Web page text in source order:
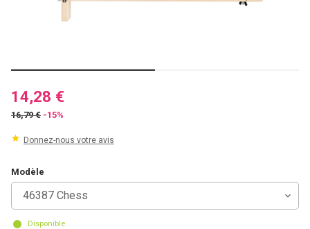
14,28 €
16,79 € -15%
Donnez-nous votre avis
Modèle
46387 Chess
Disponible